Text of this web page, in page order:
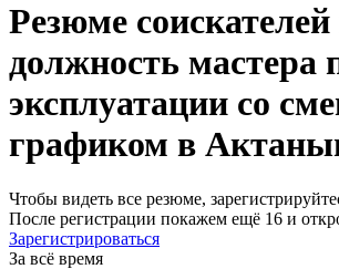
Резюме соискателей
должность мастера
эксплуатации со
графиком в
Чтобы видеть все резюме,
После регистрации покажем ещё 16 и
Зарегистрироваться
За всё время